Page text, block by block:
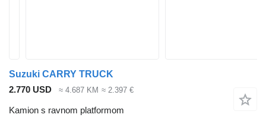
Suzuki CARRY TRUCK
2.770 USD
≈ 4.687 KM ≈ 2.397 €
Kamion s ravnom platformom